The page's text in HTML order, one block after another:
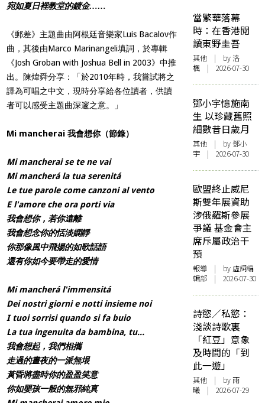
宛如夏日裡教堂的鍍金……
《郵差》主題曲由阿根廷音樂家Luis Bacalov作
曲，其後由Marco Marinangeli填詞，於專輯
《Josh Groban with Joshua Bell in 2003》中推
出。陳煒舜分享：「於2010年時，我嘗試將之
譯為可唱之中文，現時分享給各位讀者，供讀
者可以感受主題曲深邃之意。」
Mi mancherai 我會想你（節錄）
Mi mancherai se te ne vai
Mi mancherá la tua serenitá
Le tue parole come canzoni al vento
E l'amore che ora porti via
我會想你，若你遠離
我會想念你的恬淡嫻靜
你那像風中飛揚的如歌話語
還有你如今要帶走的愛情
Mi mancherá l'immensitá
Dei nostri giorni e notti insieme noi
I tuoi sorrisi quando si fa buio
La tua ingenuita da bambina, tu...
我會想起，我們相攜
走過的晝夜的一派無垠
黃昏將盡時你的盈盈笑意
你如嬰孩一般的無邪純真
當繁華落幕
時：在香港閱
讀東野圭吾
其他 | by洛
楓 | 2026-07-30
鄧小宇憶施南
生 以珍藏舊照
細數昔日歲月
其他 | by 鄧小
宇 | 2026-07-30
歐盟終止威尼
斯雙年展資助
涉俄羅斯參展
爭議 基金會主
席斥屬政治干
預
報導 | by 虛詞編
輯部 | 2026-07-30
詩慾／私慾：
淺談詩歌裏
「紅豆」意象
及時間的「到
此一遊」
其他 | by 雨
曦 | 2026-07-29